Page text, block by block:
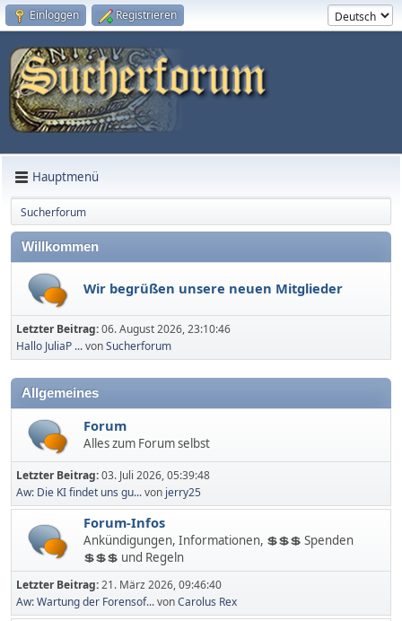
Einloggen Registrieren
Hauptmenü
Sucherforum
Willkommen
Wir begrüßen unsere neuen Mitglieder
Letzter Beitrag:06. August 2026, 23:10:46
Hallo JuliaP ...vonSucherforum
Allgemeines
Forum
Alles zum Forum selbst
Letzter Beitrag:03. Juli 2026, 05:39:48
Aw: Die KI findet uns gu...von jerry25
Forum-Infos
Ankündigungen, Informationen, 💲💲💲 Spenden
💲💲💲 und Regeln
Letzter Beitrag:21. März 2026, 09:46:40
Aw: Wartung der Forensof...vonCarolus Rex